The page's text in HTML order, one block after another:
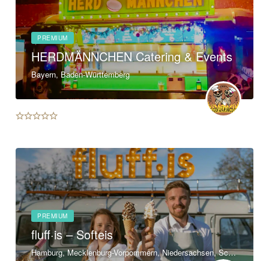
PREMIUM
HERDMÄNNCHEN Catering & Events
Bayern, Baden-Württemberg
PREMIUM
fluff·is – Softeis
Hamburg, Mecklenburg-Vorpommern, Niedersachsen, Schleswig-Holstein